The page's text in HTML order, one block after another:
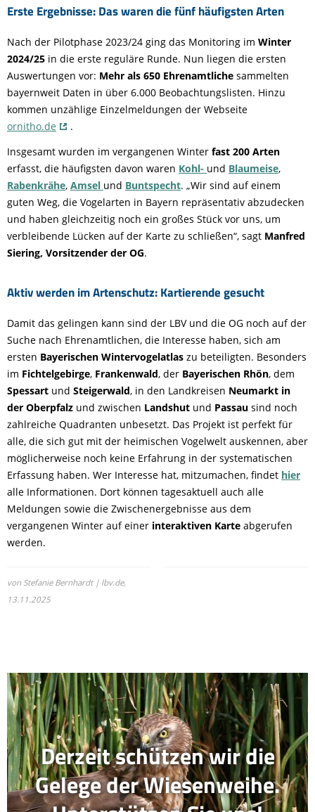
Erste Ergebnisse: Das waren die fünf häufigsten Arten
Nach der Pilotphase 2023/24 ging das Monitoring im Winter
2024/25 in die erste reguläre Runde. Nun liegen die ersten
Auswertungen vor: Mehr als 650 Ehrenamtliche sammelten
bayernweit Daten in über 6.000 Beobachtungslisten. Hinzu
kommen unzählige Einzelmeldungen der Webseite
ornitho.de
.
Insgesamt wurden im vergangenen Winter fast 200 Arten
erfasst, die häufigsten davon waren Kohl- und Blaumeise,
Rabenkrähe, Amsel und Buntspecht. „Wir sind auf einem
guten Weg, die Vogelarten in Bayern repräsentativ abzudecken
und haben gleichzeitig noch ein großes Stück vor uns, um
verbleibende Lücken auf der Karte zu schließen“, sagt Manfred
Siering, Vorsitzender der OG.
Aktiv werden im Artenschutz: Kartierende gesucht
Damit das gelingen kann sind der LBV und die OG noch auf der
Suche nach Ehrenamtlichen, die Interesse haben, sich am
ersten Bayerischen Wintervogelatlas zu beteiligten. Besonders
im Fichtelgebirge, Frankenwald, der Bayerischen Rhön, dem
Spessart und Steigerwald, in den Landkreisen Neumarkt in
der Oberpfalz und zwischen Landshut und Passau sind noch
zahlreiche Quadranten unbesetzt. Das Projekt ist perfekt für
alle, die sich gut mit der heimischen Vogelwelt auskennen, aber
möglicherweise noch keine Erfahrung in der systematischen
Erfassung haben. Wer Interesse hat, mitzumachen, findet hier
alle Informationen. Dort können tagesaktuell auch alle
Meldungen sowie die Zwischenergebnisse aus dem
vergangenen Winter auf einer interaktiven Karte abgerufen
werden.
von Stefanie Bernhardt | lbv.de,
13.11.2025
Derzeit schützen wir die
Gelege der Wiesenweihe.